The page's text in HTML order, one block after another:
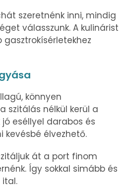
szeretnénk inni, mindig
válasszunk. A kulinárist
könnyen
szitálás nélkül kerül a
eséllyel darabos és
kevésbé élvezhető.
át a port finom
Így sokkal simább és
ital.